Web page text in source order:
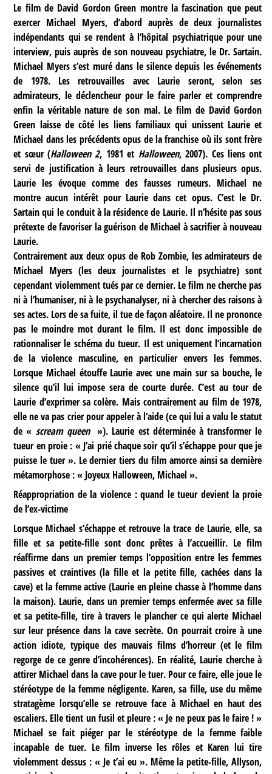
Le film de David Gordon Green montre la fascination que peut
exercer Michael Myers, d’abord auprès de deux journalistes
indépendants qui se rendent à l’hôpital psychiatrique pour une
interview, puis auprès de son nouveau psychiatre, le Dr. Sartain.
Michael Myers s’est muré dans le silence depuis les événements
de 1978. Les retrouvailles avec Laurie seront, selon ses
admirateurs, le déclencheur pour le faire parler et comprendre
enfin la véritable nature de son mal. Le film de David Gordon
Green laisse de côté les liens familiaux qui unissent Laurie et
Michael dans les précédents opus de la franchise où ils sont frère
et sœur (Halloween 2, 1981 et Halloween, 2007). Ces liens ont
servi de justification à leurs retrouvailles dans plusieurs opus.
Laurie les évoque comme des fausses rumeurs. Michael ne
montre aucun intérêt pour Laurie dans cet opus. C’est le Dr.
Sartain qui le conduit à la résidence de Laurie. Il n’hésite pas sous
prétexte de favoriser la guérison de Michael à sacrifier à nouveau
Laurie.
Contrairement aux deux opus de Rob Zombie, les admirateurs de
Michael Myers (les deux journalistes et le psychiatre) sont
cependant violemment tués par ce dernier. Le film ne cherche pas
ni à l’humaniser, ni à le psychanalyser, ni à chercher des raisons à
ses actes. Lors de sa fuite, il tue de façon aléatoire. Il ne prononce
pas le moindre mot durant le film. Il est donc impossible de
rationnaliser le schéma du tueur. Il est uniquement l’incarnation
de la violence masculine, en particulier envers les femmes.
Lorsque Michael étouffe Laurie avec une main sur sa bouche, le
silence qu’il lui impose sera de courte durée. C’est au tour de
Laurie d’exprimer sa colère. Mais contrairement au film de 1978,
elle ne va pas crier pour appeler à l’aide (ce qui lui a valu le statut
de « scream queen »). Laurie est déterminée à transformer le
tueur en proie : « J’ai prié chaque soir qu’il s’échappe pour que je
puisse le tuer ». Le dernier tiers du film amorce ainsi sa dernière
métamorphose : « Joyeux Halloween, Michael ».
Réappropriation de la violence : quand le tueur devient la proie
de l’ex-victime
Lorsque Michael s’échappe et retrouve la trace de Laurie, elle, sa
fille et sa petite-fille sont donc prêtes à l’accueillir. Le film
réaffirme dans un premier temps l’opposition entre les femmes
passives et craintives (la fille et la petite fille, cachées dans la
cave) et la femme active (Laurie en pleine chasse à l’homme dans
la maison). Laurie, dans un premier temps enfermée avec sa fille
et sa petite-fille, tire à travers le plancher ce qui alerte Michael
sur leur présence dans la cave secrète. On pourrait croire à une
action idiote, typique des mauvais films d’horreur (et le film
regorge de ce genre d’incohérences). En réalité, Laurie cherche à
attirer Michael dans la cave pour le tuer. Pour ce faire, elle joue le
stéréotype de la femme négligente. Karen, sa fille, use du même
stratagème lorsqu’elle se retrouve face à Michael en haut des
escaliers. Elle tient un fusil et pleure : « Je ne peux pas le faire ! »
Michael se fait piéger par le stéréotype de la femme faible
incapable de tuer. Le film inverse les rôles et Karen lui tire
violemment dessus : « Je t’ai eu ». Même la petite-fille, Allyson,